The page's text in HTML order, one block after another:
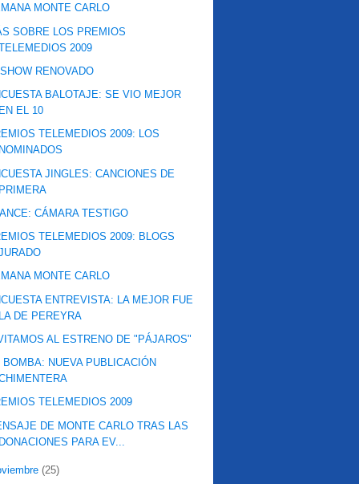
MONTE CARLO
SOBRE LOS PREMIOS
2009
RENOVADO
BALOTAJE: SE VIO MEJOR
EL 10
TELEMEDIOS 2009: LOS
JINGLES: CANCIONES DE
CÁMARA TESTIGO
TELEMEDIOS 2009: BLOGS
MONTE CARLO
ENTREVISTA: LA MEJOR FUE
DE PEREYRA
AL ESTRENO DE "PÁJAROS"
BOMBA: NUEVA PUBLICACIÓN
TELEMEDIOS 2009
DE MONTE CARLO TRAS LAS
PARA EV...
(25)